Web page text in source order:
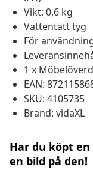
Vikt: 0,6 kg
Vattentätt tyg
För
1 x
EAN:
SKU: 4105735
Brand: vidaXL
Har du köpt en
en bild på den!